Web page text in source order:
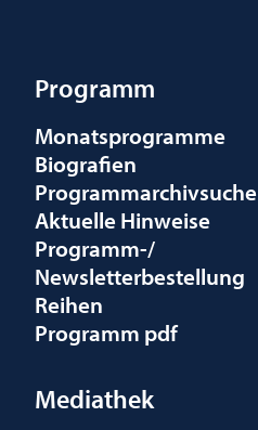
Programm
Monatsprogramme
Biografien
Programmarchivsuche
Aktuelle Hinweise
Programm-/
Newsletterbestellung
Reihen
Programm pdf
Mediathek